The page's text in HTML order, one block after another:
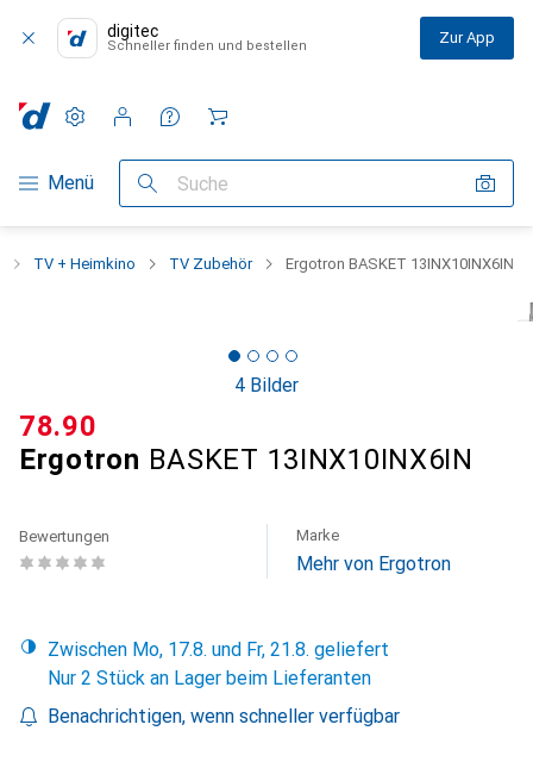
digitec
Schneller finden und bestellen Zur App
Navigation nach Kategorien
Menü Suche
Einstellungen
Kundenkonto
Vergleichslisten
Merklisten
Warenkorb
TV + Heimkino TV Zubehör Ergotron BASKET 13INX10INX6IN
4 Bilder
Ergotron BASKET 13INX10INX6IN
CHF
78.90
Bewertungen Marke
Mehr von Ergotron
Zwischen Mo, 17.8. und Fr, 21.8. geliefert
Nur 2 Stück an Lager beim Lieferanten
Benachrichtigen, wenn schneller verfügbar